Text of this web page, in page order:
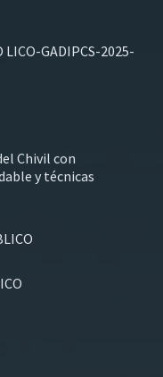
LICO-GADIPCS-2025-
Chivil con
y técnicas